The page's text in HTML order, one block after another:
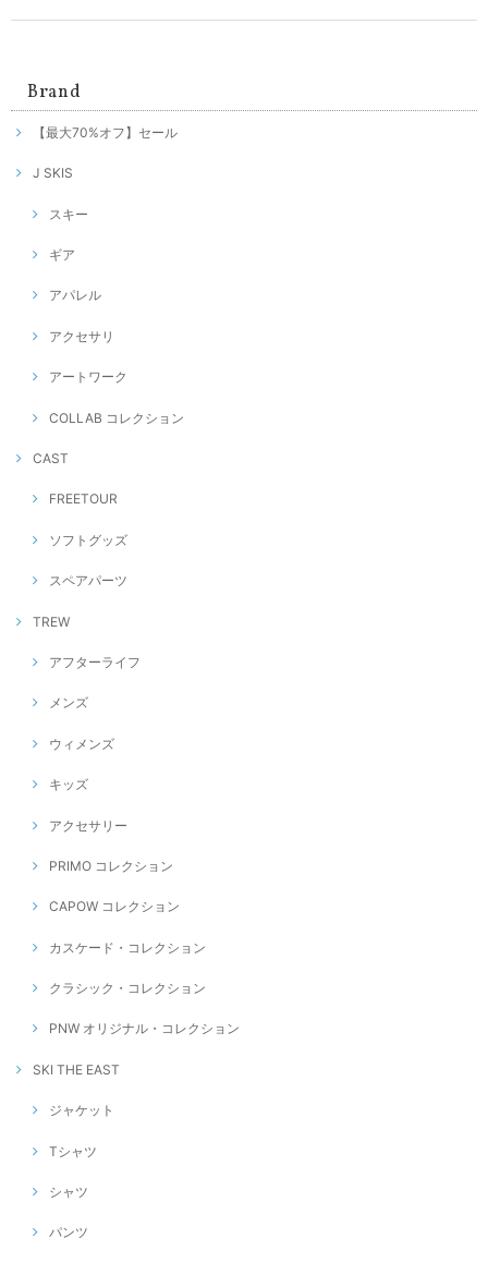
Brand
【最大70%オフ】セール
J SKIS
スキー
ギア
アパレル
アクセサリ
アートワーク
COLLAB コレクション
CAST
FREETOUR
ソフトグッズ
スペアパーツ
TREW
アフターライフ
メンズ
ウィメンズ
キッズ
アクセサリー
PRIMO コレクション
CAPOW コレクション
カスケード・コレクション
クラシック・コレクション
PNW オリジナル・コレクション
SKI THE EAST
ジャケット
Tシャツ
シャツ
パンツ